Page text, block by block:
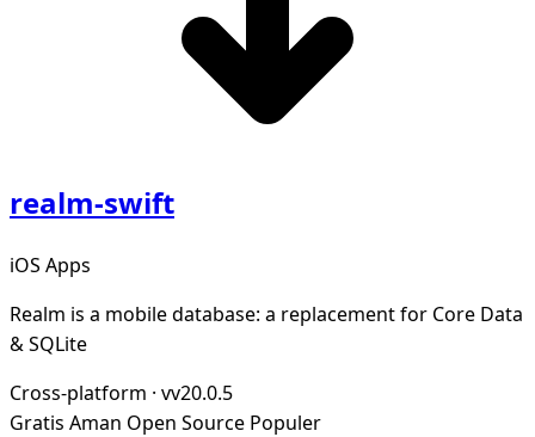
realm-swift
iOS Apps
Realm is a mobile database: a replacement for Core Data
& SQLite
Cross-platform · vv20.0.5
Gratis Aman Open Source Populer